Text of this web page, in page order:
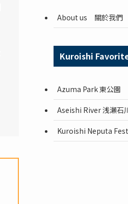
About us 關於我們
Kuroishi
Azuma Park 東公園
Aseishi River 浅瀬石
Kuroishi Neputa